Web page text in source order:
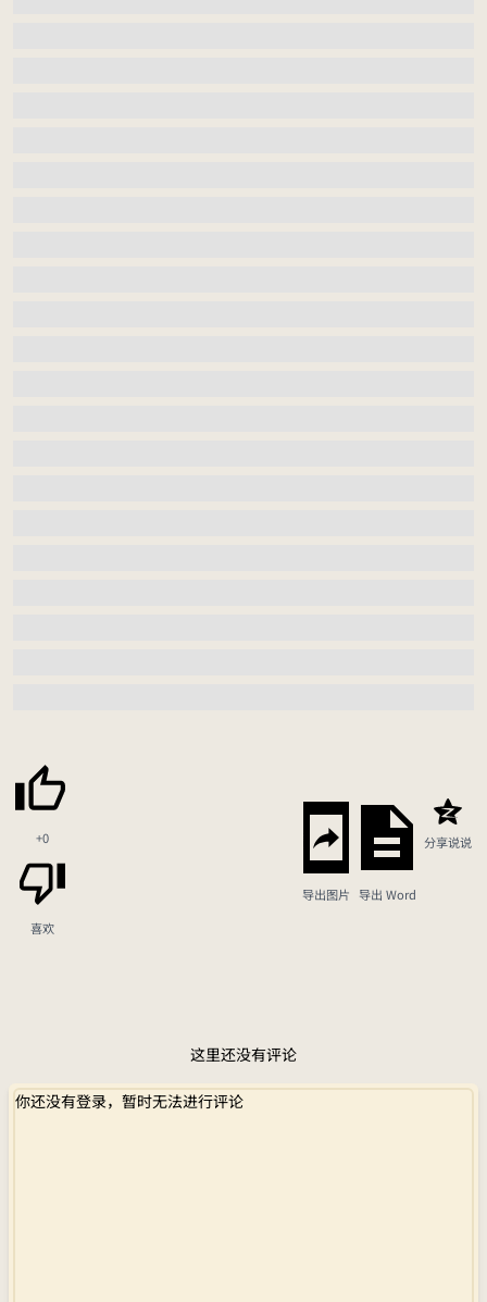
+0
喜欢
导出图片 导出 Word
分享说说
这里还没有评论
你还没有登录，暂时无法进行评论